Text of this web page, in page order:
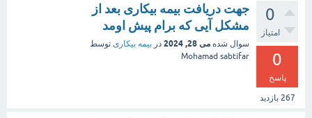
0
امتیاز
0
پاسخ
267 بازدید
جهت دریافت بیمه بیکاری بعد از
مشکل آیی که برام پیش اومد
سوال شده می 28, 2024 در بیمه بیکاری توسط
Mohamad sabtifar